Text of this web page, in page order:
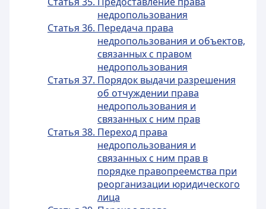
недропользования
Статья 36. Передача права
недропользования и объектов,
связанных с правом
недропользования
Статья 37. Порядок выдачи разрешения
об отчуждении права
недропользования и
связанных с ним прав
Статья 38. Переход права
недропользования и
связанных с ним прав в
порядке правопреемства при
реорганизации юридического
лица